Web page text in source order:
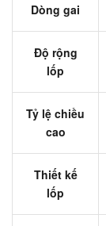
Dòng gai
Độ rộng
lốp
Tỷ lệ chiều
cao
Thiết kế
lốp